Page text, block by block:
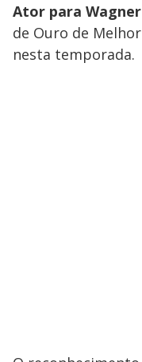
Ator para
de Ouro de
nesta temporada.